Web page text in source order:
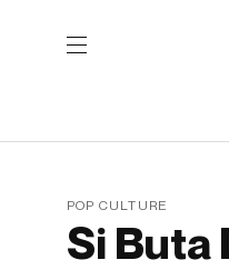
POP CULTURE
Si Buta